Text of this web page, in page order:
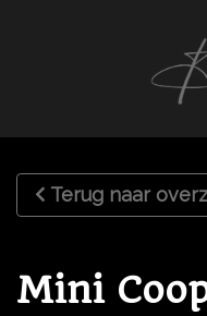
Terug naar
Mini